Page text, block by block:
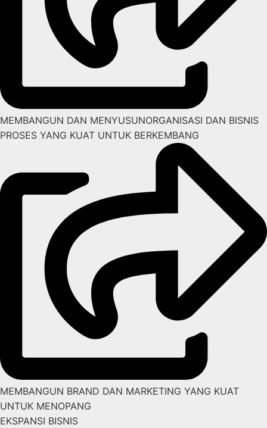
MEMBANGUN DAN MENYUSUNORGANISASI DAN BISNIS
PROSES YANG KUAT UNTUK BERKEMBANG
MEMBANGUN BRAND DAN MARKETING YANG KUAT
UNTUK MENOPANG
EKSPANSI BISNIS